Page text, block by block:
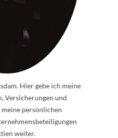
Hier gebe ich meine
Versicherungen und
persönlichen
weiter.